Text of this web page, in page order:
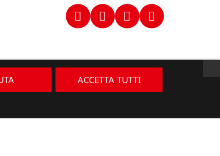
ACCETTA TUTTI